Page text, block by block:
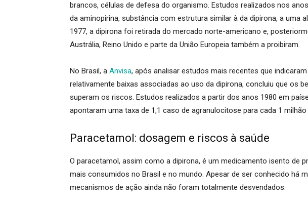
brancos, células de defesa do organismo. Estudos realizados nos
da aminopirina, substância com estrutura similar à da dipirona, a uma
1977, a dipirona foi retirada do mercado norte-americano e,
Austrália, Reino Unido e parte da União Europeia também a proibiram.
No Brasil, a Anvisa, após analisar estudos mais recentes que
relativamente baixas associadas ao uso da dipirona, concluiu que os
superam os riscos. Estudos realizados a partir dos anos 1980 em
apontaram uma taxa de 1,1 caso de agranulocitose para cada 1
Paracetamol: dosagem e riscos à saúde
O paracetamol, assim como a dipirona, é um medicamento isento de
mais consumidos no Brasil e no mundo. Apesar de ser conhecido há
mecanismos de ação ainda não foram totalmente desvendados.